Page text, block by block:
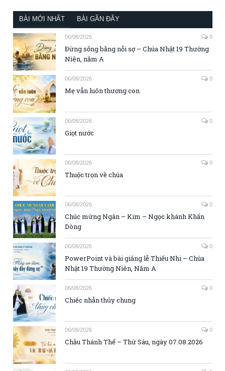
BÀI MỚI NHẤT BÀI GẦN ĐÂY
06/08/2026 0
Đừng sống bằng nỗi sợ – Chúa Nhật 19 Thường
Niên, năm A
06/08/2026 0
Mẹ vẫn luôn thương con
06/08/2026 0
Giọt nước
06/08/2026 0
Thuộc trọn về chúa
06/08/2026 0
Chúc mừng Ngân – Kim – Ngọc khánh Khấn
Dòng
06/08/2026 0
PowerPoint và bài giảng lễ Thiếu Nhi – Chúa
Nhật 19 Thường Niên, Năm A
06/08/2026 0
Chiếc nhẫn thủy chung
06/08/2026 0
Chầu Thánh Thể – Thứ Sáu, ngày 07.08.2026